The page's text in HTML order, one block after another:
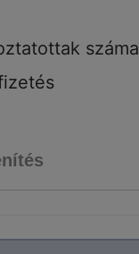
száma